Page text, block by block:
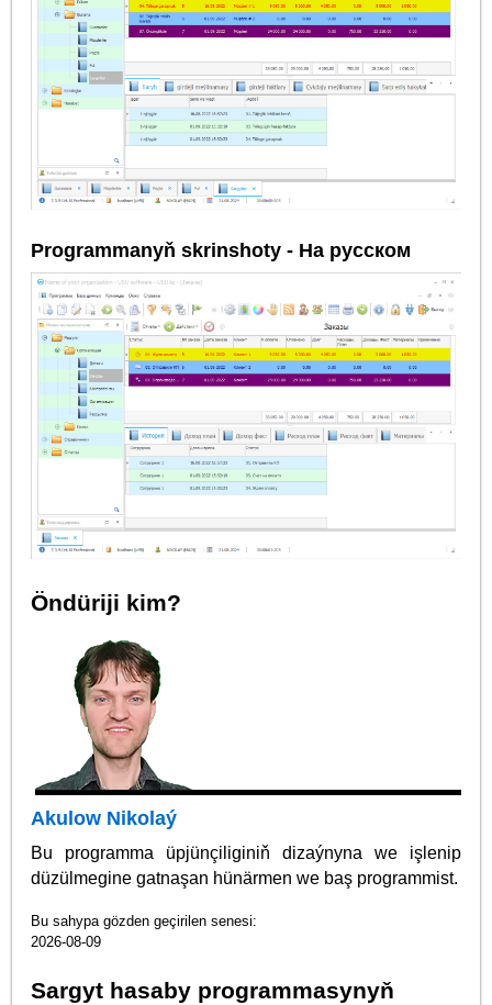
Programmanyň skrinshoty - На русском
Öndüriji kim?
Akulow Nikolaý
Bu programma üpjünçiliginiň dizaýnyna we işlenip
düzülmegine gatnaşan hünärmen we baş programmist.
Bu sahypa gözden geçirilen senesi:
2026-08-09
Sargyt hasaby programmasynyň